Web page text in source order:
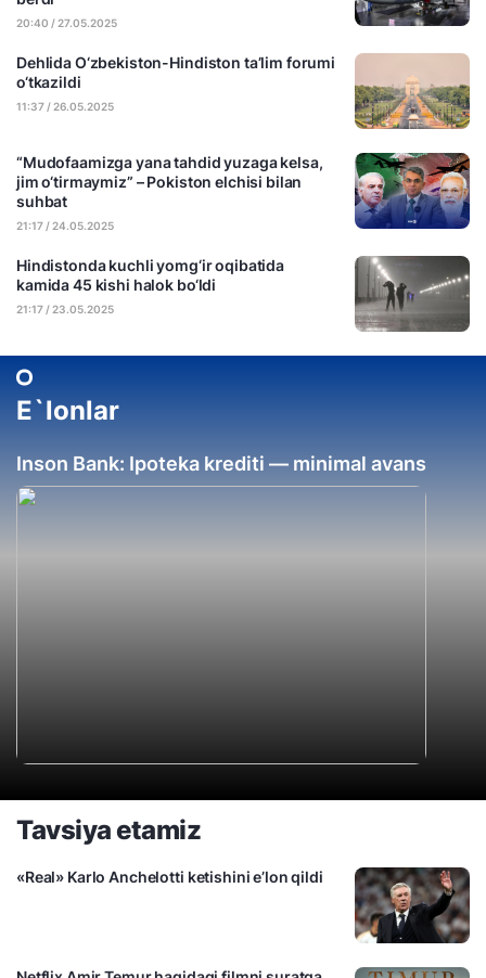
20:40 / 27.05.2025
Dehlida O‘zbekiston-Hindiston ta’lim forumi
o‘tkazildi
11:37 / 26.05.2025
“Mudofaamizga yana tahdid yuzaga kelsa,
jim o‘tirmaymiz” – Pokiston elchisi bilan
suhbat
21:17 / 24.05.2025
Hindistonda kuchli yomg‘ir oqibatida
kamida 45 kishi halok bo‘ldi
21:17 / 23.05.2025
E`lonlar
Inson Bank: Ipoteka krediti — minimal avans
Tavsiya etamiz
«Real» Karlo Anchelotti ketishini e’lon qildi